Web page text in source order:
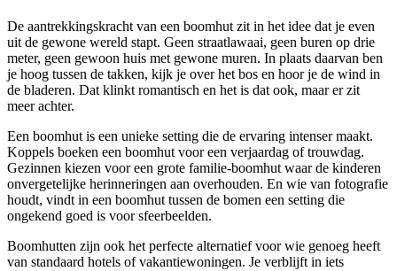
De aantrekkingskracht van een boomhut zit in het idee dat je even
uit de gewone wereld stapt. Geen straatlawaai, geen buren op drie
meter, geen gewoon huis met gewone muren. In plaats daarvan ben
je hoog tussen de takken, kijk je over het bos en hoor je de wind in
de bladeren. Dat klinkt romantisch en het is dat ook, maar er zit
meer achter.
Een boomhut is een unieke setting die de ervaring intenser maakt.
Koppels boeken een boomhut voor een verjaardag of trouwdag.
Gezinnen kiezen voor een grote familie-boomhut waar de kinderen
onvergetelijke herinneringen aan overhouden. En wie van fotografie
houdt, vindt in een boomhut tussen de bomen een setting die
ongekend goed is voor sfeerbeelden.
Boomhutten zijn ook het perfecte alternatief voor wie genoeg heeft
van standaard hotels of vakantiewoningen. Je verblijft in iets